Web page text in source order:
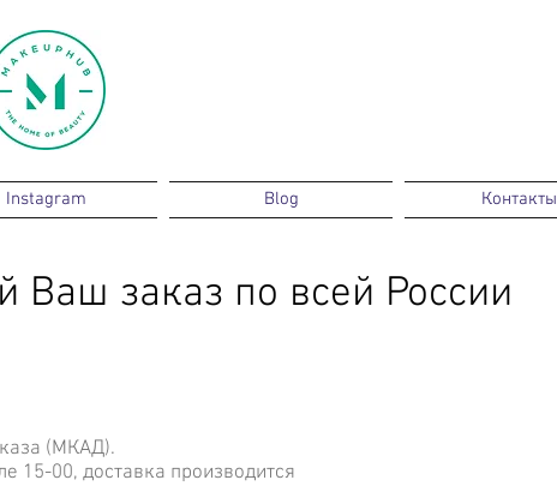
Instagram Blog Контакты
Ваш заказ по всей России
(МКАД).
00, доставка производится